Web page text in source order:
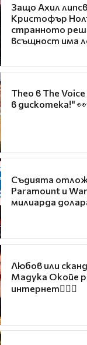
Защо Ахил
Кристофър
странното
всъщност има
Theo в The
в дискотека!"
Съдията
Paramount и
милиарда
Любов или
Мадука Окойе
интернет❤️‍🔥🔥